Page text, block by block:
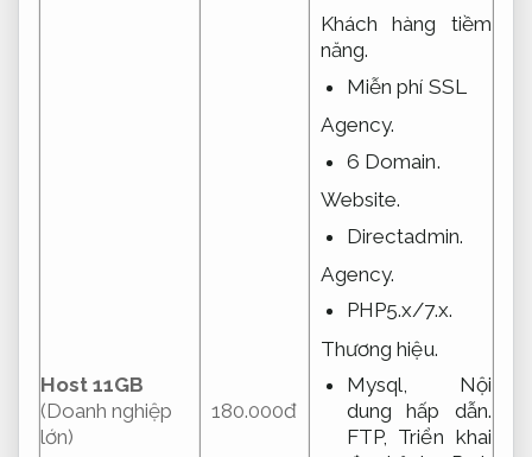
Host 11GB
(Doanh nghiệp
lớn)
180.000đ
Khách hàng tiềm
năng.
Miễn phí SSL
Agency.
6 Domain.
Website.
Directadmin.
Agency.
PHP5.x/7.x.
Thương hiệu.
Mysql, Nội
dung hấp dẫn.
FTP, Triển khai